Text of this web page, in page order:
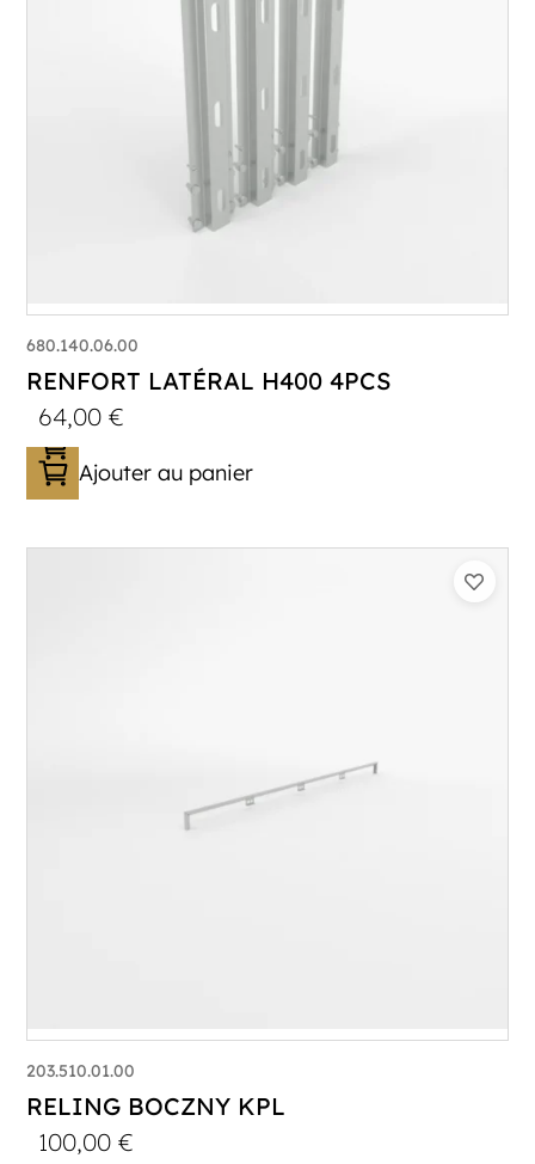
680.140.06.00
RENFORT LATÉRAL H400 4PCS
64,00€
Ajouter au panier
203.510.01.00
RELING BOCZNY KPL
100,00€